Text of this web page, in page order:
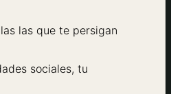
las que te persigan
sociales, tu